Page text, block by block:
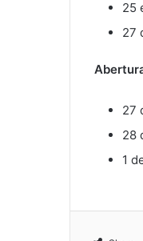
25
27
27
28
1